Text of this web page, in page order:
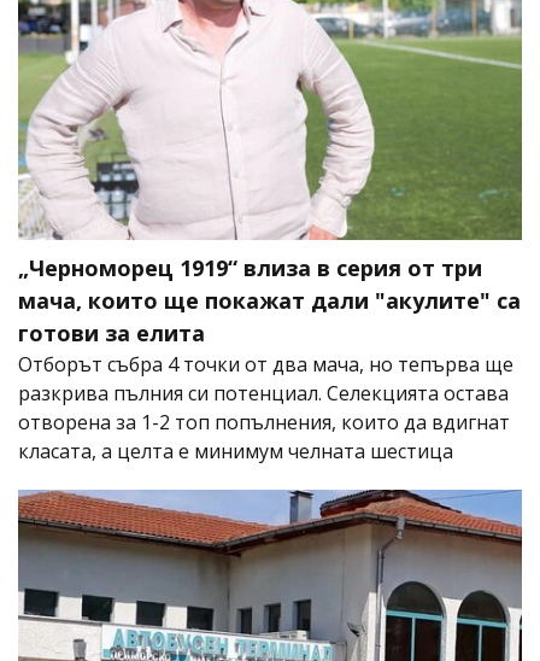
„Черноморец 1919“ влиза в серия от три
мача, които ще покажат дали "акулите" са
готови за елита
Отборът събра 4 точки от два мача, но тепърва ще
разкрива пълния си потенциал. Селекцията остава
отворена за 1-2 топ попълнения, които да вдигнат
класата, а целта е минимум челната шестица